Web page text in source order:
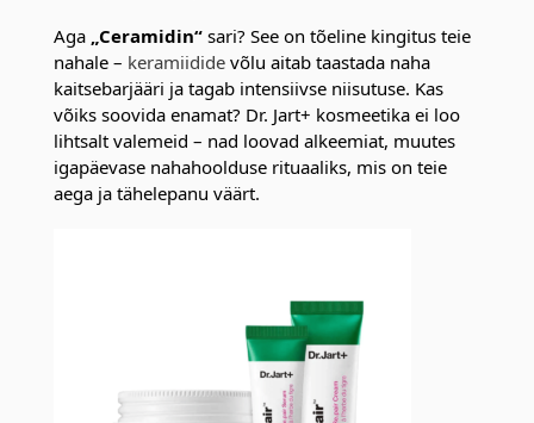
Aga „Ceramidin“ sari? See on tõeline kingitus teie
nahale – keramiidide võlu aitab taastada naha
kaitsebarjääri ja tagab intensiivse niisutuse. Kas
võiks soovida enamat? Dr. Jart+ kosmeetika ei loo
lihtsalt valemeid – nad loovad alkeemiat, muutes
igapäevase nahahoolduse rituaaliks, mis on teie
aega ja tähelepanu väärt.